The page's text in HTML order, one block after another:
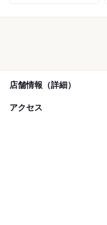
店舗情報（詳細）
アクセス